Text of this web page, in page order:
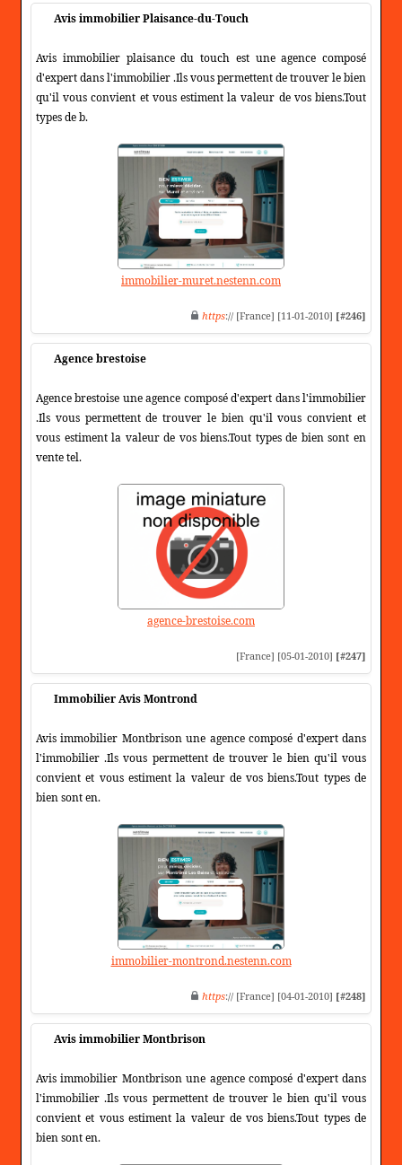
Avis immobilier Plaisance-du-Touch
Avis immobilier plaisance du touch est une agence composé
d'expert dans l'immobilier .Ils vous permettent de trouver le bien
qu'il vous convient et vous estiment la valeur de vos biens.Tout
types de b.
immobilier-muret.nestenn.com
https:// [France] [11-01-2010] [#246]
Agence brestoise
Agence brestoise une agence composé d'expert dans l'immobilier
.Ils vous permettent de trouver le bien qu'il vous convient et
vous estiment la valeur de vos biens.Tout types de bien sont en
vente tel.
agence-brestoise.com
[France] [05-01-2010] [#247]
Immobilier Avis Montrond
Avis immobilier Montbrison une agence composé d'expert dans
l'immobilier .Ils vous permettent de trouver le bien qu'il vous
convient et vous estiment la valeur de vos biens.Tout types de
bien sont en.
immobilier-montrond.nestenn.com
https:// [France] [04-01-2010] [#248]
Avis immobilier Montbrison
Avis immobilier Montbrison une agence composé d'expert dans
l'immobilier .Ils vous permettent de trouver le bien qu'il vous
convient et vous estiment la valeur de vos biens.Tout types de
bien sont en.